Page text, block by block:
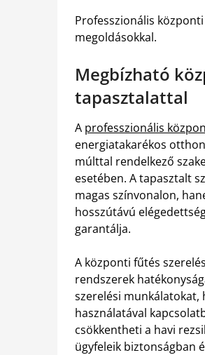
Professzionális
megoldásokkal.
Megbízható
tapasztalattal
A professzionális
energiatakarékos
múlttal rendelkező
esetében. A tapasztalt
magas színvonalon,
hosszútávú
garantálja.
A központi fűtés
rendszerek
szerelési munkálatokat,
használatával
csökkentheti a havi
ügyfeleik biztonságban